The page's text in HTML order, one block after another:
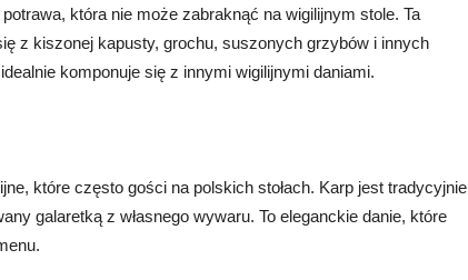
która nie może zabraknąć na wigilijnym stole. Ta
z kiszonej kapusty, grochu, suszonych grzybów i innych
komponuje się z innymi wigilijnymi daniami.
które często gości na polskich stołach. Karp jest tradycyjnie
galaretką z własnego wywaru. To eleganckie danie, które